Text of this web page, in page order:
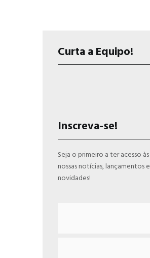
Curta a Equipo!
Inscreva-se!
Seja o primeiro a ter acesso às
nossas notícias, lançamentos e
novidades!